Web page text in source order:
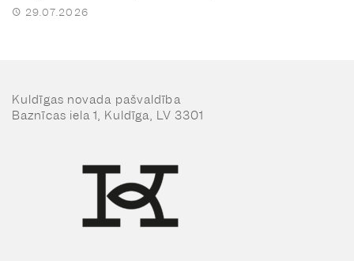
29.07.2026
Kuldīgas novada pašvaldība
Baznīcas iela 1, Kuldīga, LV 3301